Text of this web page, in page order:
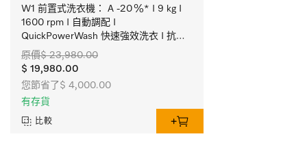
W1 前置式洗衣機： A -20 %* I 9 kg I
1600 rpm I 自動調配 I
QuickPowerWash 快速強效洗衣 I 抗菌
衛生
原價$ 23,980.00
$ 19,980.00
您節省了$ 4,000.00
有存貨
比較